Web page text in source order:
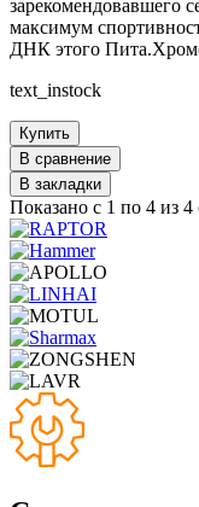
зарекомендовавшего
максимум
ДНК этого
text_instock
Купить
В сравнение
В закладки
Показано с 1 по 4 из 4